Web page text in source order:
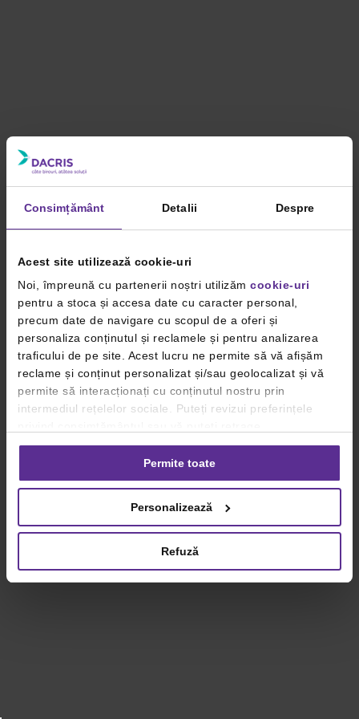
Consimțământ Detalii Despre
Acest site utilizează cookie-uri
Noi, împreună cu partenerii noștri utilizăm cookie-uri
pentru a stoca și accesa date cu caracter personal,
precum date de navigare cu scopul de a oferi și
personaliza conținutul și reclamele și pentru analizarea
traficului de pe site. Acest lucru ne permite să vă afișăm
reclame și conținut personalizat și/sau geolocalizat și vă
permite să interacționați cu conținutul nostru prin
intermediul rețelelor sociale. Puteți revizui preferințele
consimțământul oricând, făcând click pe linkul către
setările dvs. de cookie-uri.
privind utilizarea modulelor cookie.Detalii
Permite toate
Personalizează
Refuză